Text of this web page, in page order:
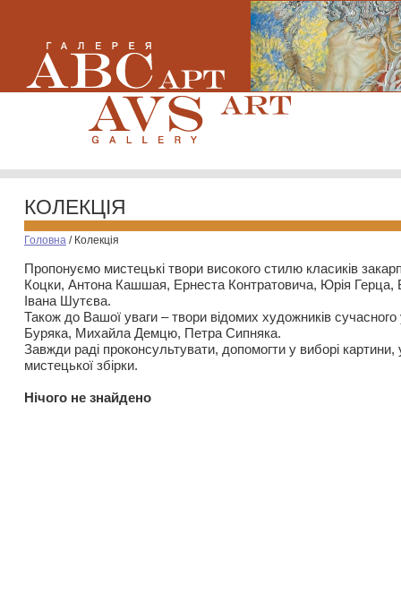
КОЛЕКЦІЯ
Головна / Колекція
Пропонуємо мистецькі твори високого стилю класиків
Коцки, Антона Кашшая, Ернеста Контратовича, Юрія
Івана Шутєва.
Також до Вашої уваги – твори відомих художників
Буряка, Михайла Демцю, Петра Сипняка.
Завжди раді проконсультувати, допомогти у виборі картини,
мистецької збірки.
Нiчого не знайдено